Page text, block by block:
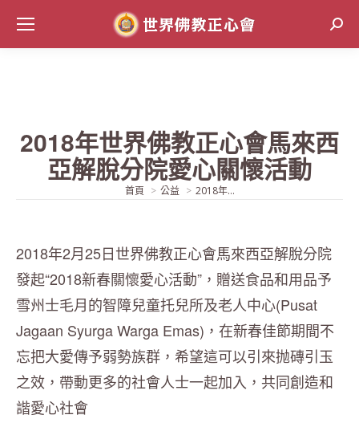
2018年世界佛教正心會馬來西
亞解脫分院愛心關懷活動
當前位置:
首頁 公益 2018年...
2018年2月25日世界佛教正心會馬來西亞解脫分院
發起“2018新春關懷愛心活動”，贈送食品和用品予
雪州士毛月的智障兒童托兒所及老人中心(Pusat
Jagaan Syurga Warga Emas)，在新春佳節期間不
忘把大愛傳予弱勢族群，希望這可以引來抛磚引玉
之效，帶動更多的社會人士一起加入，共同創造和
諧愛心社會